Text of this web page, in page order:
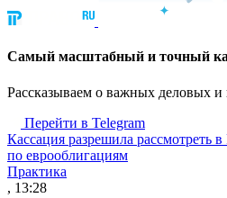
Cамый масштабный и точный
Рассказываем о важных деловых
Перейти в Telegram
Кассация разрешила рассмотреть
по еврооблигациям
Практика
, 13:28